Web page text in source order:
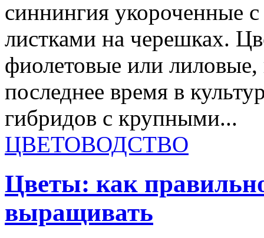
синнингия укороченные
листками на черешках.
фиолетовые или
последнее время в
гибридов с крупными...
ЦВЕТОВОДСТВО
Цветы: как
выращивать